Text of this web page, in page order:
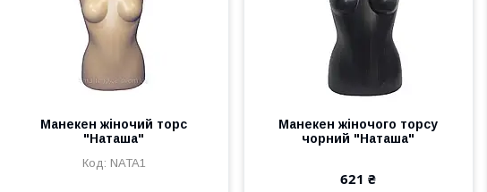
Манекен жіночий торс
"Наташа"
NATA1
Манекен жіночого торсу
чорний "Наташа"
621 ₴